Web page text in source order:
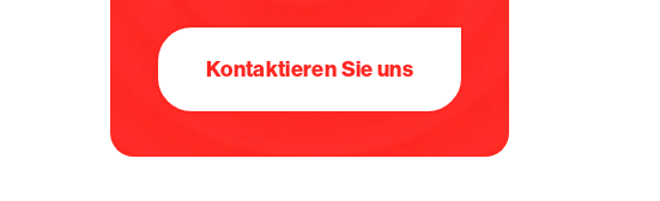
Kontaktieren Sie uns